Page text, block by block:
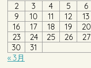
2
3 4 5 6
9
10 11 12 13
16
17 18 19 20
23
24 25 26 27
30
31
« 3月